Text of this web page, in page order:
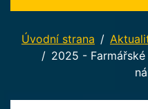
Úvodní strana
2025 -